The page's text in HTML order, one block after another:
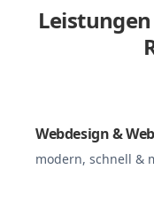
Webdesign &
modern, schnell &